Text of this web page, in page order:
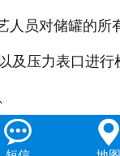
人员对储罐的所
及压力表口进行
 